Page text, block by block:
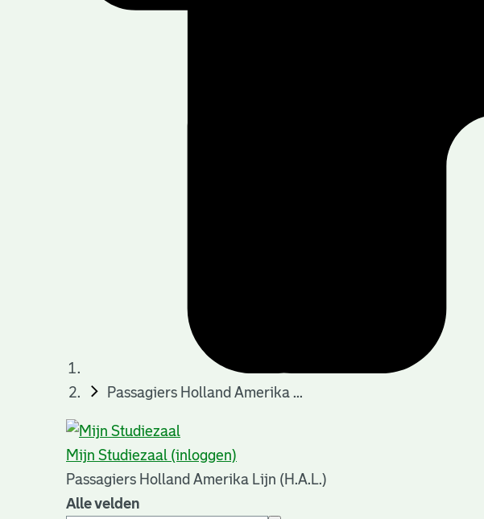
Passagiers Holland Amerika ...
Mijn Studiezaal (inloggen)
Passagiers Holland Amerika Lijn (H.A.L.)
Alle velden